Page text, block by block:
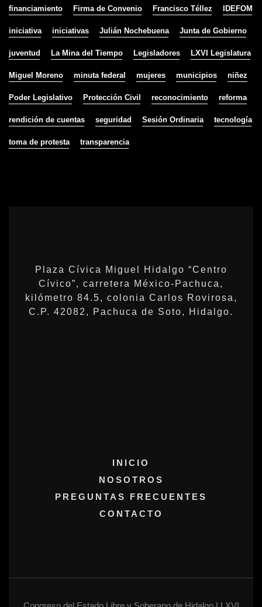
financiamiento Firma de Convenio Francisco Téllez IDEFOM
iniciativa iniciativas Julián Nochebuena Junta de Gobierno
juventud La Mina del Tiempo Legisladores LXVI Legislatura
Miguel Moreno minuta federal mujeres municipios niñez
Poder Legislativo Protección Civil reconocimiento reforma
rendición de cuentas seguridad Sesión Ordinaria tecnología
toma de protesta transparencia
Plaza Cívica Miguel Hidalgo “Centro
Cívico”, carretera México-Pachuca,
kilómetro 84.5, colonia Carlos Rovirosa,
C.P. 42082, Pachuca de Soto, Hidalgo.
INICIO
NOSOTROS
PREGUNTAS FRECUENTES
CONTACTO